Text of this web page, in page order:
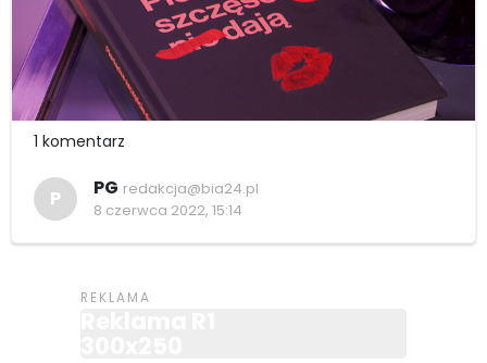
1 komentarz
P PG redakcja@bia24.pl
8 czerwca 2022, 15:14